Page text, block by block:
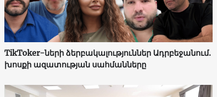
TikToker-ների ձերբակալություններ Ադրբեջանում.
խոսքի ազատության սահմանները